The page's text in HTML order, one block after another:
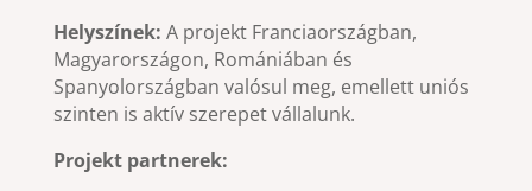
Helyszínek: A projekt Franciaországban,
Magyarországon, Romániában és
Spanyolországban valósul meg, emellett uniós
szinten is aktív szerepet vállalunk.
Projekt partnerek: